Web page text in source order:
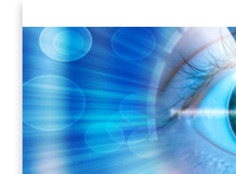
to
content
vinivida.lk